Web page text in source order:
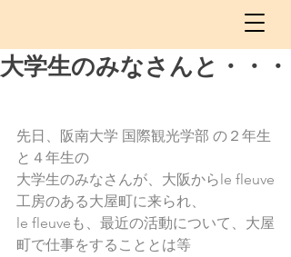
大学生のみなさんと・・・
先日、阪南大学 国際観光学部 の２年生
と４年生の
大学生のみなさんが、大阪からle fleuve
工房のある大屋町に来られ、
le fleuveも、最近の活動について、大屋
町で仕事をすることとは等